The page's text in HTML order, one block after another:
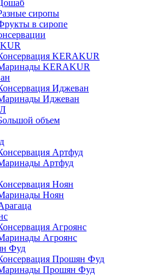
сиропы
в сиропе
KERAKUR
KERAKUR
Иджеван
Иджеван
объем
Артфуд
Артфуд
Ноян
Ноян
Агроянс
Агроянс
Фуд
Прошян Фуд
Прошян Фуд